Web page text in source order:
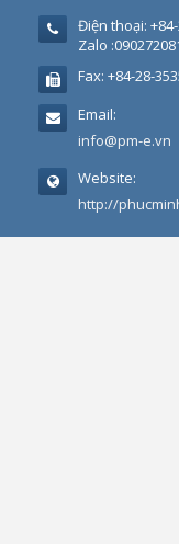
Điện thoại:
Zalo
Fax: +84-28-
Email:
info@pm-e.vn
Website:
http://